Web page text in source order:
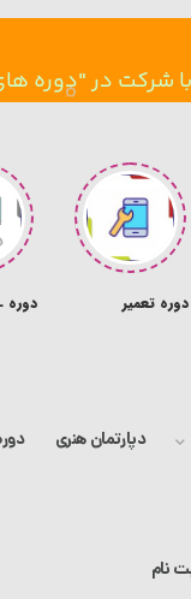
شرکت در "دوره
دوره تعمیر
دوره ICDL
دپارتمان هنری
نام